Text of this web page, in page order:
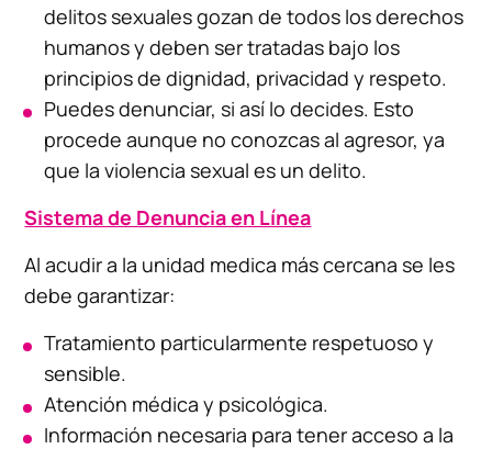
delitos sexuales gozan de todos los derechos
humanos y deben ser tratadas bajo los
principios de dignidad, privacidad y respeto.
Puedes denunciar, si así lo decides. Esto
procede aunque no conozcas al agresor, ya
que la violencia sexual es un delito.
Sistema de Denuncia en Línea
Al acudir a la unidad medica más cercana se les
debe garantizar:
Tratamiento particularmente respetuoso y
sensible.
Atención médica y psicológica.
Información necesaria para tener acceso a la